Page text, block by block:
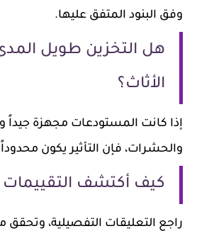
وفق البنود المتفق عليها.
هل التخزين طويل
الأثاث؟
إذا كانت المستودعات مجهزة جيداً
والحشرات، فإن التأثير يكون محدوداً
كيف أكتشف التقييمات
راجع التعليقات التفصيلية، وتحقق